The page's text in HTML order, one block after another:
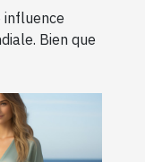
influence
Bien que